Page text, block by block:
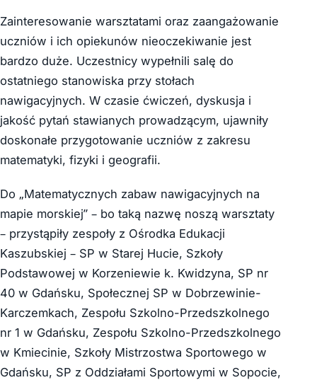
Zainteresowanie warsztatami oraz zaangażowanie
uczniów i ich opiekunów nieoczekiwanie jest
bardzo duże. Uczestnicy wypełnili salę do
ostatniego stanowiska przy stołach
nawigacyjnych. W czasie ćwiczeń, dyskusja i
jakość pytań stawianych prowadzącym, ujawniły
doskonałe przygotowanie uczniów z zakresu
matematyki, fizyki i geografii.
Do „Matematycznych zabaw nawigacyjnych na
mapie morskiej” – bo taką nazwę noszą warsztaty
– przystąpiły zespoły z Ośrodka Edukacji
Kaszubskiej – SP w Starej Hucie, Szkoły
Podstawowej w Korzeniewie k. Kwidzyna, SP nr
40 w Gdańsku, Społecznej SP w Dobrzewinie-
Karczemkach, Zespołu Szkolno-Przedszkolnego
nr 1 w Gdańsku, Zespołu Szkolno-Przedszkolnego
w Kmiecinie, Szkoły Mistrzostwa Sportowego w
Gdańsku, SP z Oddziałami Sportowymi w Sopocie,